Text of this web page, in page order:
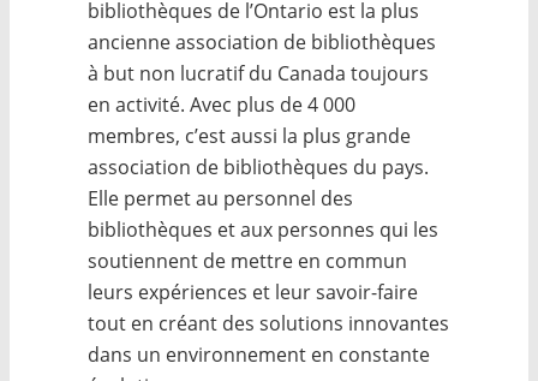
bibliothèques de l’Ontario est la plus
ancienne association de bibliothèques
à but non lucratif du Canada toujours
en activité. Avec plus de 4 000
membres, c’est aussi la plus grande
association de bibliothèques du pays.
Elle permet au personnel des
bibliothèques et aux personnes qui les
soutiennent de mettre en commun
leurs expériences et leur savoir-faire
tout en créant des solutions innovantes
dans un environnement en constante